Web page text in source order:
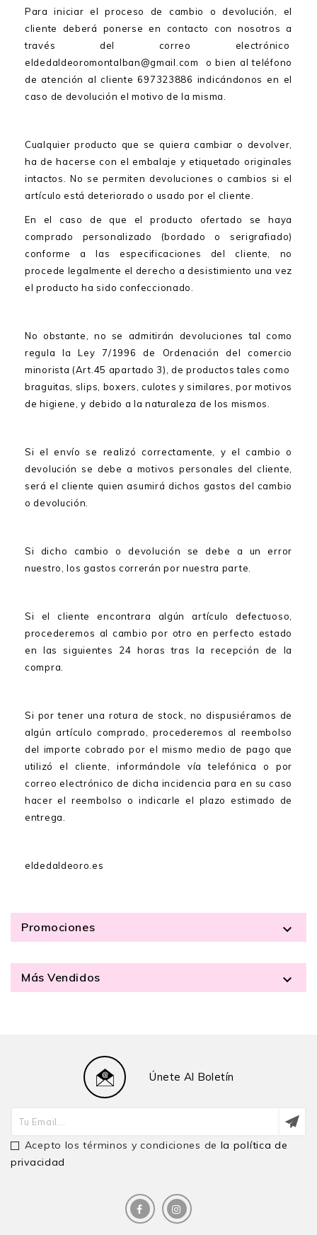
Para iniciar el proceso de cambio o devolución, el
cliente deberá ponerse en contacto con nosotros a
través del correo electrónico
eldedaldeoromontalban@gmail.com o bien al teléfono
de atención al cliente 697323886 indicándonos en el
caso de devolución el motivo de la misma.
Cualquier producto que se quiera cambiar o devolver,
ha de hacerse con el embalaje y etiquetado originales
intactos. No se permiten devoluciones o cambios si el
artículo está deteriorado o usado por el cliente.
En el caso de que el producto ofertado se haya
comprado personalizado (bordado o serigrafiado)
conforme a las especificaciones del cliente, no
procede legalmente el derecho a desistimiento una vez
el producto ha sido confeccionado.
No obstante, no se admitirán devoluciones tal como
regula la Ley 7/1996 de Ordenación del comercio
minorista (Art.45 apartado 3), de productos tales como
braguitas, slips, boxers, culotes y similares, por motivos
de higiene, y debido a la naturaleza de los mismos.
Si el envío se realizó correctamente, y el cambio o
devolución se debe a motivos personales del cliente,
será el cliente quien asumirá dichos gastos del cambio
o devolución.
Si dicho cambio o devolución se debe a un error
nuestro, los gastos correrán por nuestra parte.
Si el cliente encontrara algún artículo defectuoso,
procederemos al cambio por otro en perfecto estado
en las siguientes 24 horas tras la recepción de la
compra.
Si por tener una rotura de stock, no dispusiéramos de
algún artículo comprado, procederemos al reembolso
del importe cobrado por el mismo medio de pago que
utilizó el cliente, informándole vía telefónica o por
correo electrónico de dicha incidencia para en su caso
hacer el reembolso o indicarle el plazo estimado de
entrega.
eldedaldeoro.es
Promociones 
Más Vendidos 
Únete Al Boletín
Acepto los términos y condiciones de la política de
privacidad